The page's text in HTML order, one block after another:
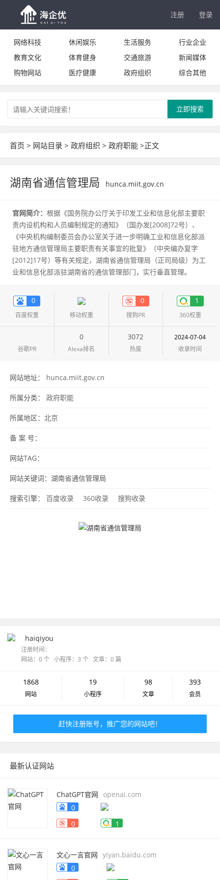
注册 登录
网络科技 休闲娱乐 生活服务
行业企业
教育文化
体育健身 交通旅游
新闻媒体
购物网站
医疗健康 政府组织 综合其他
立即搜索
首页 > 网站目录 > 政府组织 > 政府职能 >正文
湖南省通信管理局 hunca.miit.gov.cn
官网简介： 根据《国务院办公厅关于印发工业和信息化部主要职
责内设机构和人员编制规定的通知》（国办发[2008]72号）、
《中央机构编制委员会办公室关于进一步明确工业和信息化部派
驻地方通信管理局主要职责有关事宜的批复》（中央编办复字
[2012]17号）等有关规定，湖南省通信管理局（正司局级）为工
业和信息化部派驻湖南省的通信管理部门，实行垂直管理。
0
百度权重 移动权重
0
搜狗PR
1
360权重
谷歌PR
0
Alexa排名
3072
热度
2024-07-04
收录时间
网站地址： hunca.miit.gov.cn
所属分类： 政府职能
所属地区： 北京
备 案 号：
网站TAG：
网站关键词：湖南省通信管理局
搜索引擎： 百度收录 360收录 搜狗收录
haiqiyou
注册时间：
网站：0 个 小程序：3 个 文章：0 篇
1868
网站
19
小程序
98
文章
393
会员
赶快注册账号，推广您的网站吧！
最新认证网站
ChatGPT官网
openai.com
0
0
1
文心一言官网 yiyan.baidu.com
0